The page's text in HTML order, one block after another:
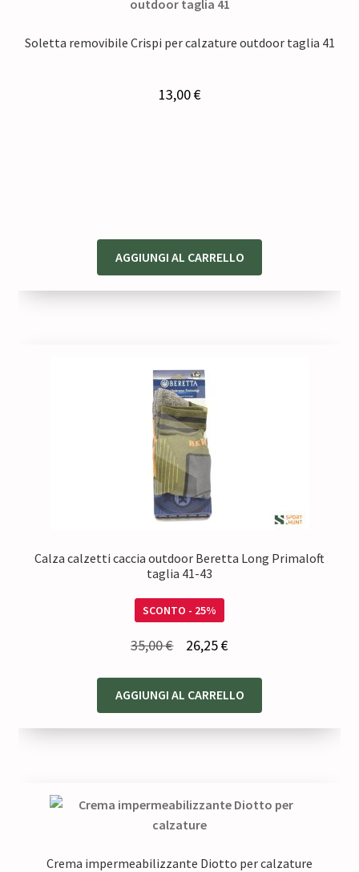
Soletta removibile Crispi per calzature outdoor taglia 41
13,00€
AGGIUNGI AL CARRELLO
Calza calzetti caccia outdoor Beretta Long Primaloft
taglia 41-43
SCONTO - 25%
35,00€
originale
era:
26,25€Il
attuale
è:
AGGIUNGI AL CARRELLO
Crema impermeabilizzante Diotto per calzature